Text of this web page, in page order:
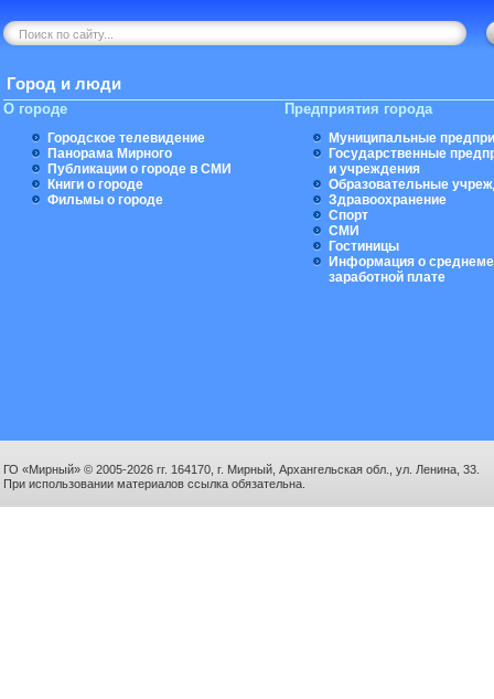
Город и люди
О городе
Городское телевидение
Панорама Мирного
Публикации о городе в СМИ
Книги о городе
Фильмы о городе
Предприятия города
Муниципальные
Государственные
и учреждения
Образовательные
Здравоохранение
Спорт
СМИ
Гостиницы
Информация о
заработной плате
ГО «Мирный» © 2005-2026 гг. 164170, г. Мирный, Архангельская обл., ул. Ленина, 33.
При использовании материалов ссылка обязательна.